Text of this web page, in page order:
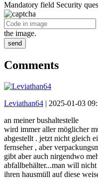
Mandatory field Security
the image.
send
Comments
Leviathan64 | 2025-01-03
an meiner bushaltestelle
wird immer aller möglicher
abgestellt . jetzt nicht gleich
fernseher , aber
gibt aber auch nirgendwo
abfallbehälter...man will nicht
ihren hausmüll auf diese